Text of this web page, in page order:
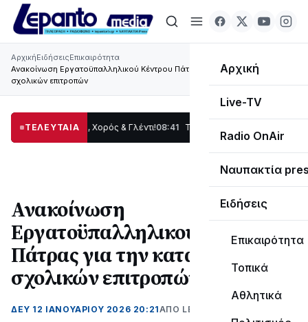
Αρχική
Live-TV
Radio OnAir
Ναυπακτία
Ειδήσεις
Επικαιρότητα
Τοπικά
Αθλητικά
ΑρχικήΕιδήσειςΕπικαιρότητα
Ανακοίνωση Εργατοϋπαλληλικού Κέντρου Πάτρας για την κατάργηση των
σχολικών επιτροπών
ΤΕΛΕΥΤΑΙΑ
Παράδοση, Χορός & Γλέντι!08:41 ΤΟ ΠΑΡΤΥ ΣΥΝΕΧΙΖΕΤΑΙ…
Ανακοίνωση
Εργατοϋπαλληλικού Κέντρου
Πάτρας για την κατάργηση των
σχολικών επιτροπών
ΔΕΥ 12 ΙΑΝΟΥΑΡΊΟΥ 2026 20:21ΑΠΌ LEPANTO RTV